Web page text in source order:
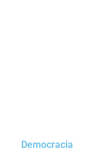
Democracia